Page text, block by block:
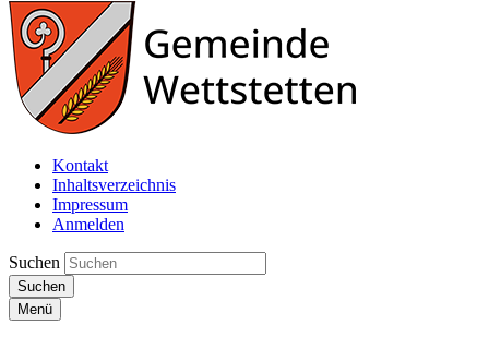
Kontakt
Inhaltsverzeichnis
Impressum
Anmelden
Suchen
Suchen
Menü